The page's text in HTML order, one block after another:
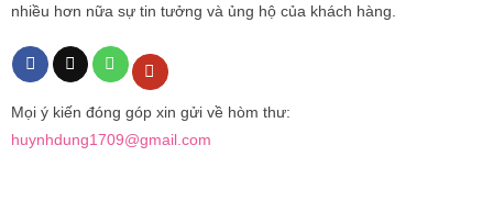
nhiều hơn nữa sự tin tưởng và ủng hộ của khách hàng.
Mọi ý kiến đóng góp xin gửi về hòm thư:
huynhdung1709@gmail.com